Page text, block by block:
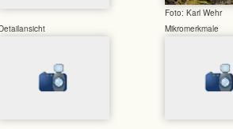
Foto: Karl Wehr
Mikromerkmale